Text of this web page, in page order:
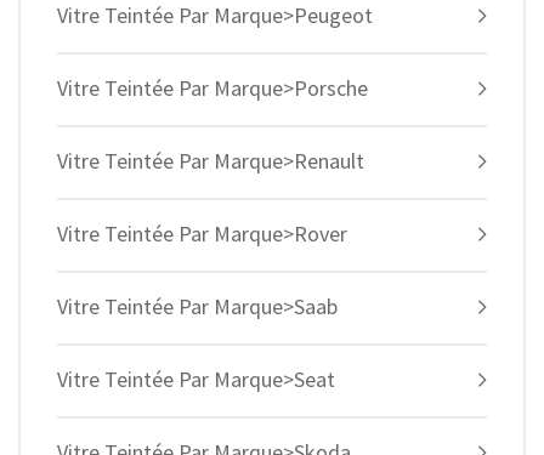
Vitre Teintée Par Marque>Peugeot
Vitre Teintée Par Marque>Porsche
Vitre Teintée Par Marque>Renault
Vitre Teintée Par Marque>Rover
Vitre Teintée Par Marque>Saab
Vitre Teintée Par Marque>Seat